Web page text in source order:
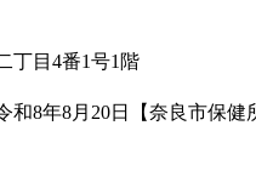
丁目4番1号1階
8年8月20日【奈良市保健